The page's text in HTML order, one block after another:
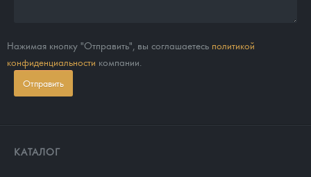
Нажимая кнопку "Отправить", вы соглашаетесь политикой
конфиденциальности компании.
Отправить
КАТАЛОГ